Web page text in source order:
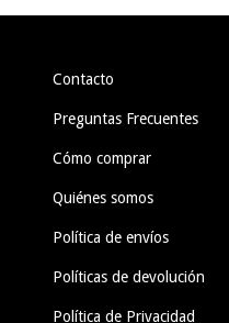
Contacto
Preguntas Frecuentes
Cómo comprar
Quiénes somos
Política de envíos
Políticas de devolución
Política de Privacidad